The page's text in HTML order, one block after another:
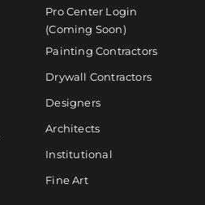
Pro Center Login
(Coming Soon)
Painting Contractors
Drywall Contractors
Designers
Architects
Institutional
Fine Art